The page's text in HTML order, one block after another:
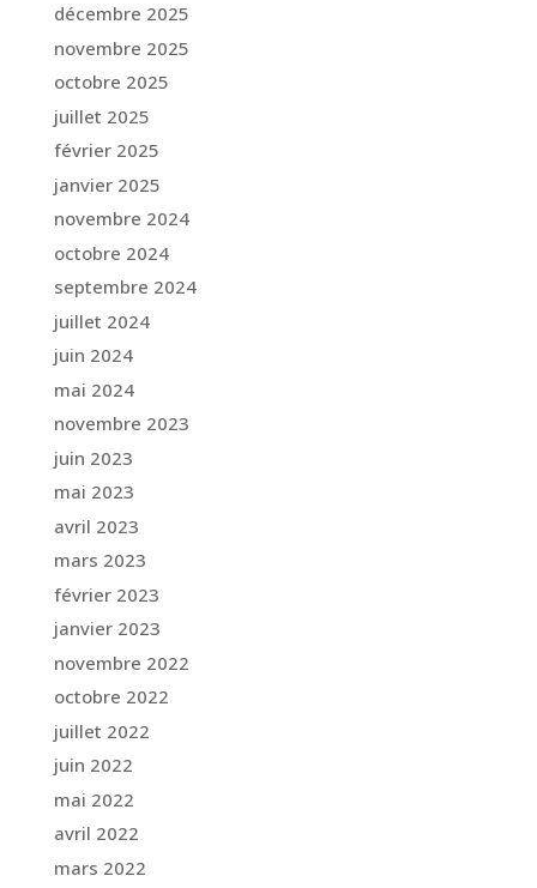
décembre 2025
novembre 2025
octobre 2025
juillet 2025
février 2025
janvier 2025
novembre 2024
octobre 2024
septembre 2024
juillet 2024
juin 2024
mai 2024
novembre 2023
juin 2023
mai 2023
avril 2023
mars 2023
février 2023
janvier 2023
novembre 2022
octobre 2022
juillet 2022
juin 2022
mai 2022
avril 2022
mars 2022